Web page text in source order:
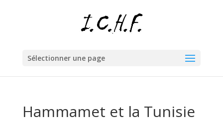
Sélectionner une page
Hammamet et la Tunisie